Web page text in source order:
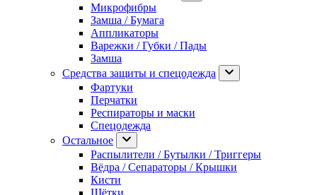
Микрофибры
Замша / Бумага
Аппликаторы
Варежки / Губки / Пады
Замша
Средства защиты и спецодежда
Фартуки
Перчатки
Респираторы и маски
Спецодежда
Остальное
Распылители / Бутылки / Триггеры
Вёдра / Сепараторы / Крышки
Кисти
Щётки